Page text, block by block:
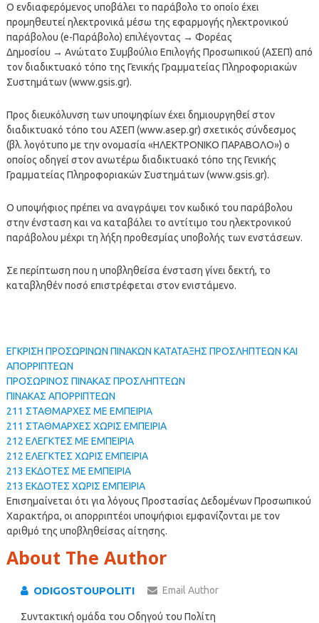
Ο ενδιαφερόμενος υποβάλει το παράβολο το οποίο έχει
προμηθευτεί ηλεκτρονικά μέσω της εφαρμογής ηλεκτρονικού
παράβολου (e-Παράβολο) επιλέγοντας → Φορέας
Δημοσίου → Ανώτατο Συμβούλιο Επιλογής Προσωπικού (ΑΣΕΠ) από
τον διαδικτυακό τόπο της Γενικής Γραμματείας Πληροφοριακών
Συστημάτων (www.gsis.gr).
Προς διευκόλυνση των υποψηφίων έχει δημιουργηθεί στον
διαδικτυακό τόπο του ΑΣΕΠ (www.asep.gr) σχετικός σύνδεσμος
(βλ. λογότυπο με την ονομασία «ΗΛΕΚΤΡΟΝΙΚΟ ΠΑΡΑΒΟΛΟ») ο
οποίος οδηγεί στον ανωτέρω διαδικτυακό τόπο της Γενικής
Γραμματείας Πληροφοριακών Συστημάτων (www.gsis.gr).
Ο υποψήφιος πρέπει να αναγράψει τον κωδικό του παράβολου
στην ένσταση και να καταβάλει το αντίτιμο του ηλεκτρονικού
παράβολου μέχρι τη λήξη προθεσμίας υποβολής των ενστάσεων.
Σε περίπτωση που η υποβληθείσα ένσταση γίνει δεκτή, το
καταβληθέν ποσό επιστρέφεται στον ενιστάμενο.
ΕΓΚΡΙΣΗ ΠΡΟΣΩΡΙΝΩΝ ΠΙΝΑΚΩΝ ΚΑΤΑΤΑΞΗΣ ΠΡΟΣΛΗΠΤΕΩΝ ΚΑΙ
ΑΠΟΡΡΙΠΤΕΩΝ
ΠΡΟΣΩΡΙΝΟΣ ΠΙΝΑΚΑΣ ΠΡΟΣΛΗΠΤΕΩΝ
ΠΙΝΑΚΑΣ ΑΠΟΡΡΙΠΤΕΩΝ
211 ΣΤΑΘΜΑΡΧΕΣ ΜΕ ΕΜΠΕΙΡΙΑ
211 ΣΤΑΘΜΑΡΧΕΣ ΧΩΡΙΣ ΕΜΠΕΙΡΙΑ
212 ΕΛΕΓΚΤΕΣ ΜΕ ΕΜΠΕΙΡΙΑ
212 ΕΛΕΓΚΤΕΣ ΧΩΡΙΣ ΕΜΠΕΙΡΙΑ
213 ΕΚΔΟΤΕΣ ΜΕ ΕΜΠΕΙΡΙΑ
213 ΕΚΔΟΤΕΣ ΧΩΡΙΣ ΕΜΠΕΙΡΙΑ
Επισημαίνεται ότι για λόγους Προστασίας Δεδομένων Προσωπικού
Χαρακτήρα, οι απορριπτέοι υποψήφιοι εμφανίζονται με τον
αριθμό της υποβληθείσας αίτησης.
About The Author
ODIGOSTOUPOLITI Email Author
Συντακτική ομάδα του Οδηγού του Πολίτη